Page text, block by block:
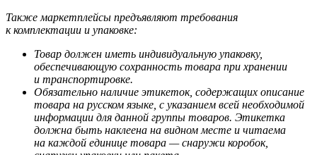
Также маркетплейсы предъявляют требования
к комплектации и упаковке:
Товар должен иметь индивидуальную упаковку,
обеспечивающую сохранность товара при хранении
и транспортировке.
Обязательно наличие этикеток, содержащих описание
товара на русском языке, с указанием всей необходимой
информации для данной группы товаров. Этикетка
должна быть наклеена на видном месте и читаема
на каждой единице товара — снаружи коробок,